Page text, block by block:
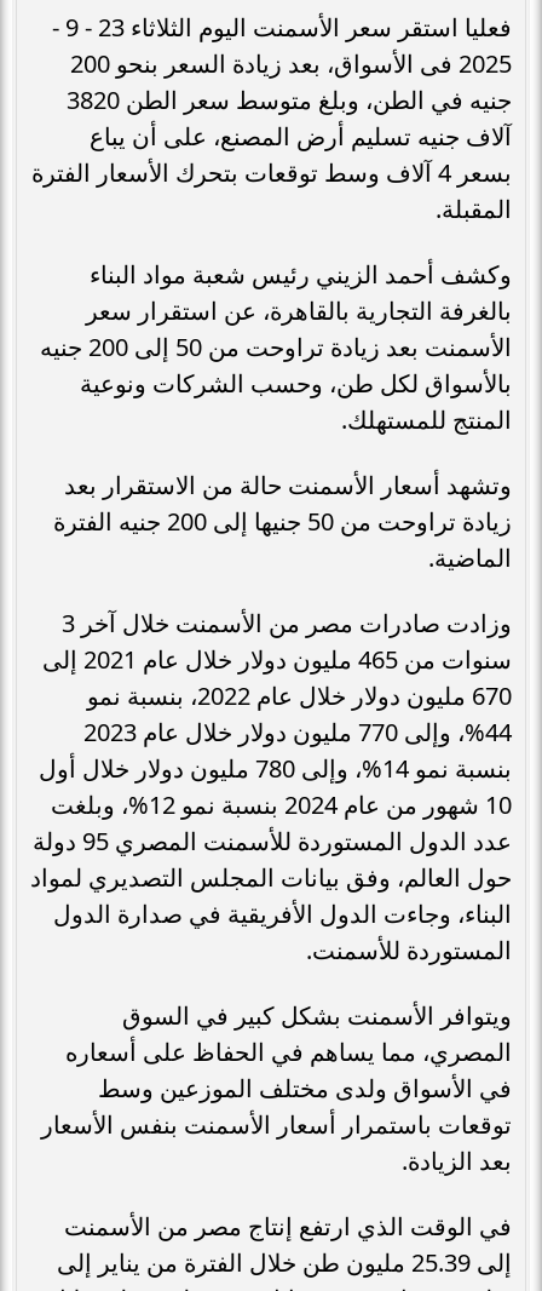
فعليا استقر سعر الأسمنت اليوم الثلاثاء 23 - 9 -
2025 فى الأسواق، بعد زيادة السعر بنحو 200
جنيه في الطن، وبلغ متوسط سعر الطن 3820
آلاف جنيه تسليم أرض المصنع، على أن يباع
بسعر 4 آلاف وسط توقعات بتحرك الأسعار الفترة
المقبلة.
وكشف أحمد الزيني رئيس شعبة مواد البناء
بالغرفة التجارية بالقاهرة، عن استقرار سعر
الأسمنت بعد زيادة تراوحت من 50 إلى 200 جنيه
بالأسواق لكل طن، وحسب الشركات ونوعية
المنتج للمستهلك.
وتشهد أسعار الأسمنت حالة من الاستقرار بعد
زيادة تراوحت من 50 جنيها إلى 200 جنيه الفترة
الماضية.
وزادت صادرات مصر من الأسمنت خلال آخر 3
سنوات من 465 مليون دولار خلال عام 2021 إلى
670 مليون دولار خلال عام 2022، بنسبة نمو
44%، وإلى 770 مليون دولار خلال عام 2023
بنسبة نمو 14%، وإلى 780 مليون دولار خلال أول
10 شهور من عام 2024 بنسبة نمو 12%، وبلغت
عدد الدول المستوردة للأسمنت المصري 95 دولة
حول العالم، وفق بيانات المجلس التصديري لمواد
البناء، وجاءت الدول الأفريقية في صدارة الدول
المستوردة للأسمنت.
ويتوافر الأسمنت بشكل كبير في السوق
المصري، مما يساهم في الحفاظ على أسعاره
في الأسواق ولدى مختلف الموزعين وسط
توقعات باستمرار أسعار الأسمنت بنفس الأسعار
بعد الزيادة.
في الوقت الذي ارتفع إنتاج مصر من الأسمنت
إلى 25.39 مليون طن خلال الفترة من يناير إلى